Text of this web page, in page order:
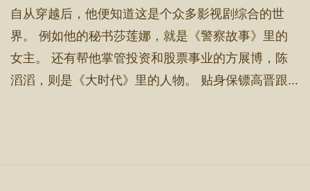
自从穿越后，他便知道这是个众多影视剧综合的世
界。 例如他的秘书莎莲娜，就是《警察故事》里的
女主。 还有帮他掌管投资和股票事业的方展博，陈
滔滔，则是《大时代》里的人物。 贴身保镖高晋跟...